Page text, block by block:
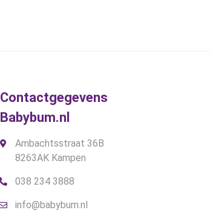
Contactgegevens
Babybum.nl
Ambachtsstraat 36B
8263AK Kampen
038 234 3888
info@babybum.nl